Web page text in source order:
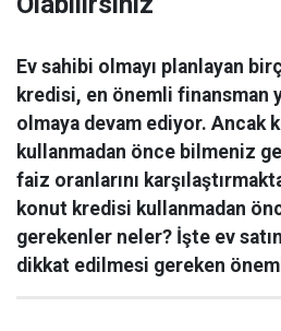
Ev sahibi olmayı planlayan
kredisi, en önemli finansman
olmaya devam ediyor. Ancak
kullanmadan önce bilmeniz
faiz oranlarını
konut kredisi kullanmadan
gerekenler neler? İşte ev
dikkat edilmesi gereken